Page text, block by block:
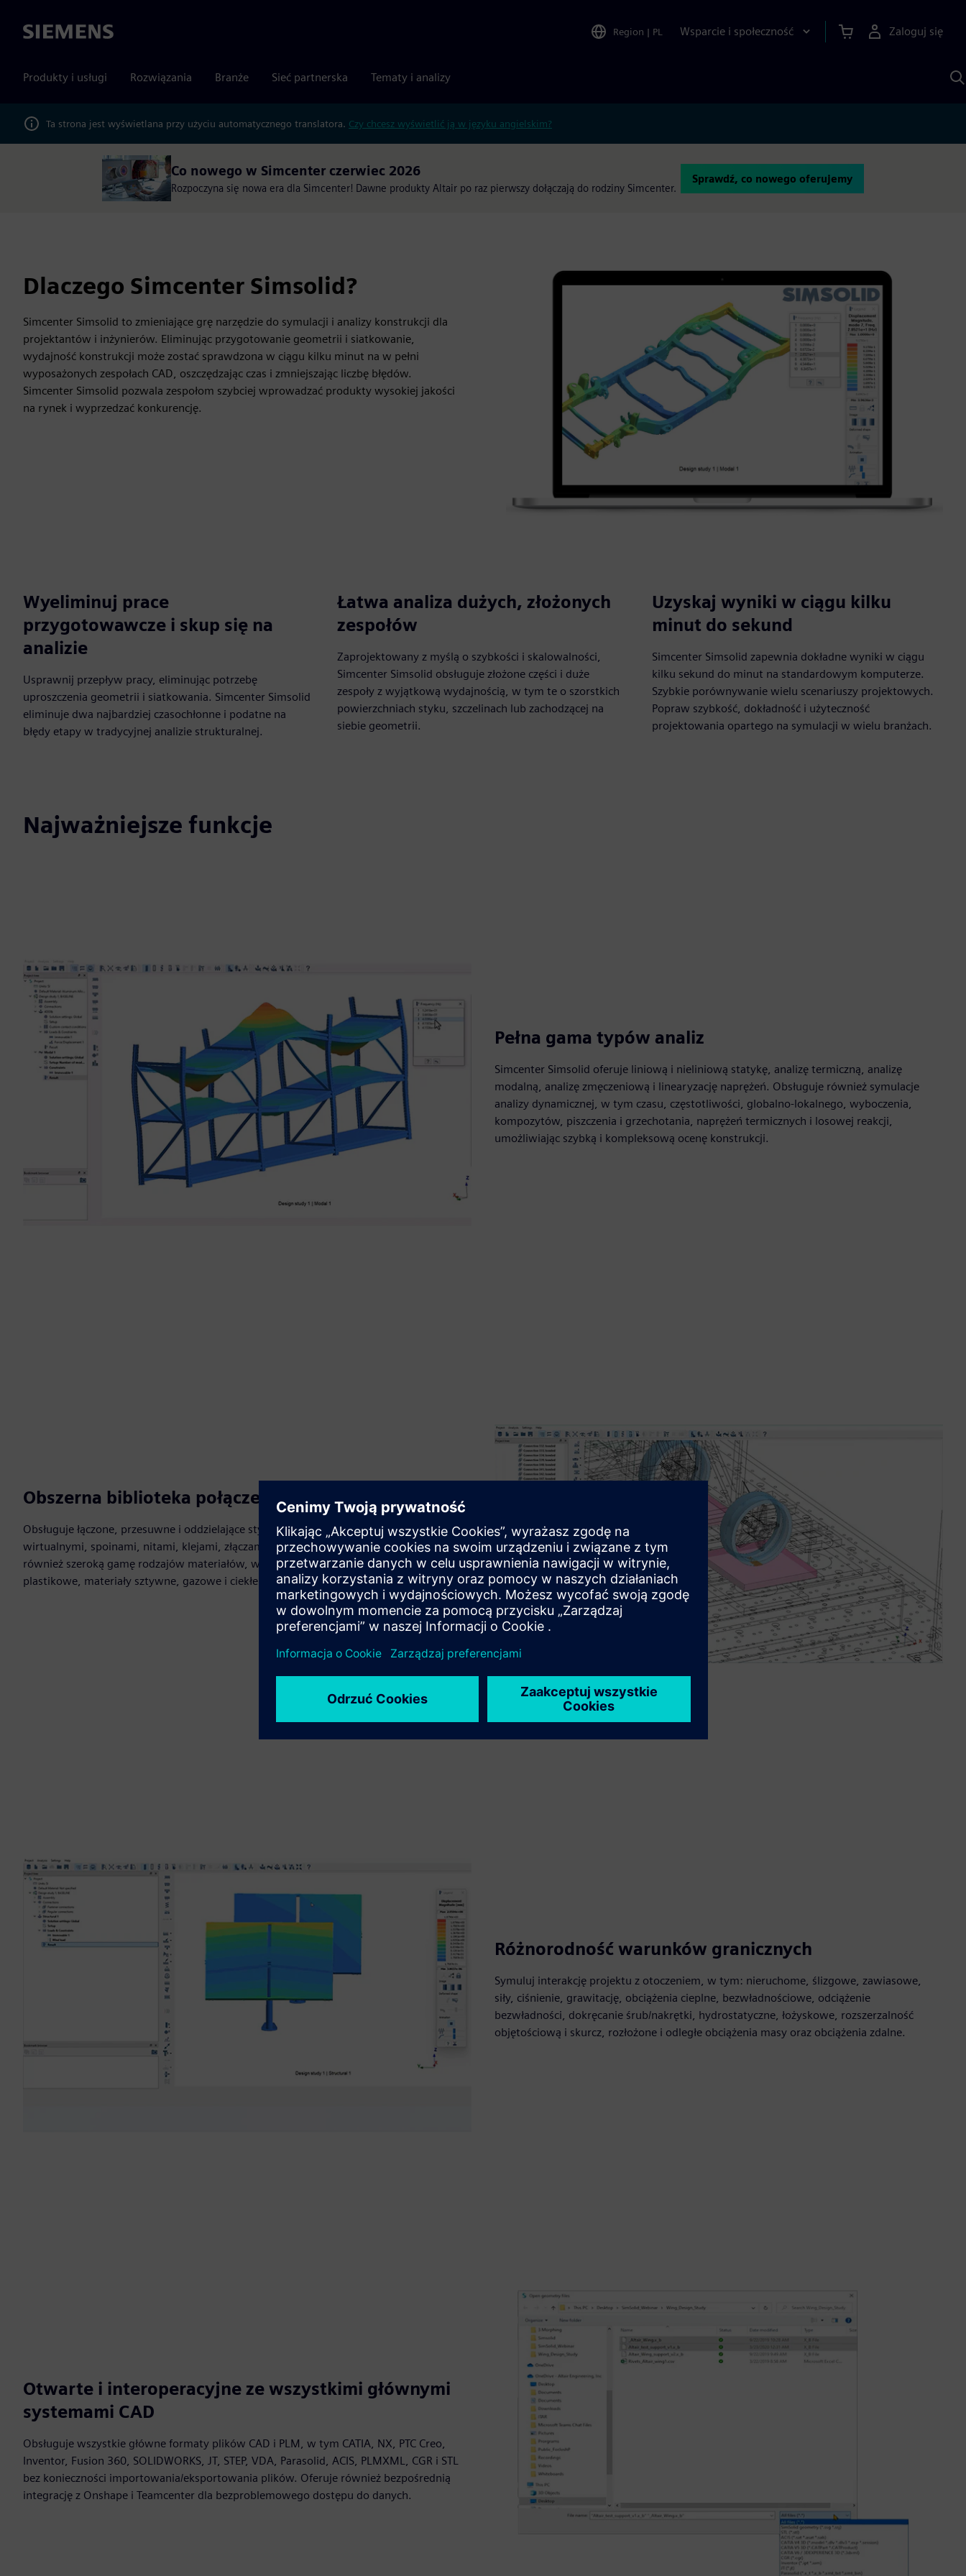
Siemens Region | PL Wsparcie i społeczność Zaloguj się
Produkty i usługi Rozwiązania Branże Sieć partnerska Tematy i analizy
Ta strona jest wyświetlana przy użyciu automatycznego translatora. Czy chcesz wyświetlić ją w języku angielskim?
Co nowego w Simcenter czerwiec 2026
Rozpoczyna się nowa era dla Simcenter! Dawne produkty Altair po raz pierwszy dołączają do rodziny Simcenter.
Sprawdź, co nowego oferujemy
Dlaczego Simcenter Simsolid?
Simcenter Simsolid to zmieniające grę narzędzie do symulacji i analizy konstrukcji dla
projektantów i inżynierów. Eliminując przygotowanie geometrii i siatkowanie,
wydajność konstrukcji może zostać sprawdzona w ciągu kilku minut na w pełni
wyposażonych zespołach CAD, oszczędzając czas i zmniejszając liczbę błędów.
Simcenter Simsolid pozwala zespołom szybciej wprowadzać produkty wysokiej jakości
na rynek i wyprzedzać konkurencję.
Wyeliminuj prace
przygotowawcze i skup się na
analizie
Usprawnij przepływ pracy, eliminując potrzebę
uproszczenia geometrii i siatkowania. Simcenter Simsolid
eliminuje dwa najbardziej czasochłonne i podatne na
błędy etapy w tradycyjnej analizie strukturalnej.
Łatwa analiza dużych, złożonych
zespołów
Zaprojektowany z myślą o szybkości i skalowalności,
Simcenter Simsolid obsługuje złożone części i duże
zespoły z wyjątkową wydajnością, w tym te o szorstkich
powierzchniach styku, szczelinach lub zachodzącej na
siebie geometrii.
Uzyskaj wyniki w ciągu kilku
minut do sekund
Simcenter Simsolid zapewnia dokładne wyniki w ciągu
kilku sekund do minut na standardowym komputerze.
Szybkie porównywanie wielu scenariuszy projektowych.
Popraw szybkość, dokładność i użyteczność
projektowania opartego na symulacji w wielu branżach.
Najważniejsze funkcje
Pełna gama typów analiz
Simcenter Simsolid oferuje liniową i nieliniową statykę, analizę termiczną, analizę
modalną, analizę zmęczeniową i linearyzację naprężeń. Obsługuje również symulacje
analizy dynamicznej, w tym czasu, częstotliwości, globalno-lokalnego, wyboczenia,
kompozytów, piszczenia i grzechotania, naprężeń termicznych i losowej reakcji,
umożliwiając szybką i kompleksową ocenę konstrukcji.
Obszerna biblioteka połączeń i materiałów
Obsługuje łączone, przesuwne i oddzielające styki z tarciem, wraz ze śrubami, złączami
wirtualnymi, spoinami, nitami, klejami, złączami i tulejami. Simcenter Simsolid obsługuje
również szeroką gamę rodzajów materiałów, w tym izotropowe, ortotropowe, elasto-
plastikowe, materiały sztywne, gazowe i ciekłe.
Różnorodność warunków granicznych
Symuluj interakcję projektu z otoczeniem, w tym: nieruchome, ślizgowe, zawiasowe,
siły, ciśnienie, grawitację, obciążenia cieplne, bezwładnościowe, odciążenie
bezwładności, dokręcanie śrub/nakrętki, hydrostatyczne, łożyskowe, rozszerzalność
objętościową i skurcz, rozłożone i odległe obciążenia masy oraz obciążenia zdalne.
Otwarte i interoperacyjne ze wszystkimi głównymi
systemami CAD
Obsługuje wszystkie główne formaty plików CAD i PLM, w tym CATIA, NX, PTC Creo,
Inventor, Fusion 360, SOLIDWORKS, JT, STEP, VDA, Parasolid, ACIS, PLMXML, CGR i STL
bez konieczności importowania/eksportowania plików. Oferuje również bezpośrednią
integrację z Onshape i Teamcenter dla bezproblemowego dostępu do danych.